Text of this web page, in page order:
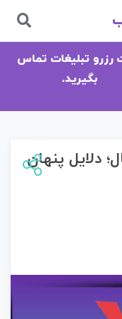
تبلیغات تماس
بگیرید.
دلایل پنهان